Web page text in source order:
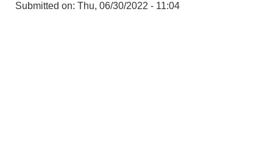
Submitted on: Thu, 06/30/2022 - 11:04